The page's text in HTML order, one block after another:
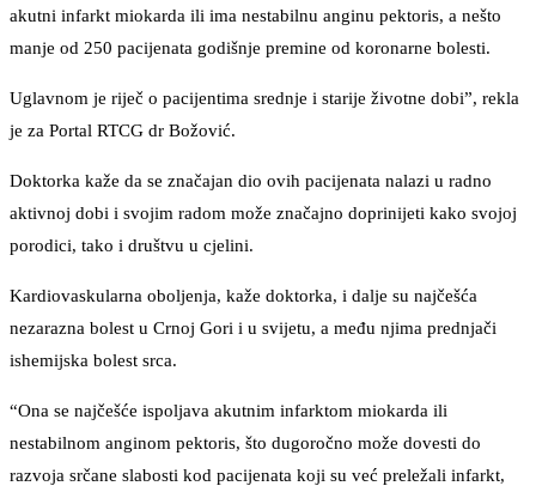
akutni infarkt miokarda ili ima nestabilnu anginu pektoris, a nešto
manje od 250 pacijenata godišnje premine od koronarne bolesti.
Uglavnom je riječ o pacijentima srednje i starije životne dobi”, rekla
je za Portal RTCG dr Božović.
Doktorka kaže da se značajan dio ovih pacijenata nalazi u radno
aktivnoj dobi i svojim radom može značajno doprinijeti kako svojoj
porodici, tako i društvu u cjelini.
Kardiovaskularna oboljenja, kaže doktorka, i dalje su najčešća
nezarazna bolest u Crnoj Gori i u svijetu, a među njima prednjači
ishemijska bolest srca.
“Ona se najčešće ispoljava akutnim infarktom miokarda ili
nestabilnom anginom pektoris, što dugoročno može dovesti do
razvoja srčane slabosti kod pacijenata koji su već preležali infarkt,